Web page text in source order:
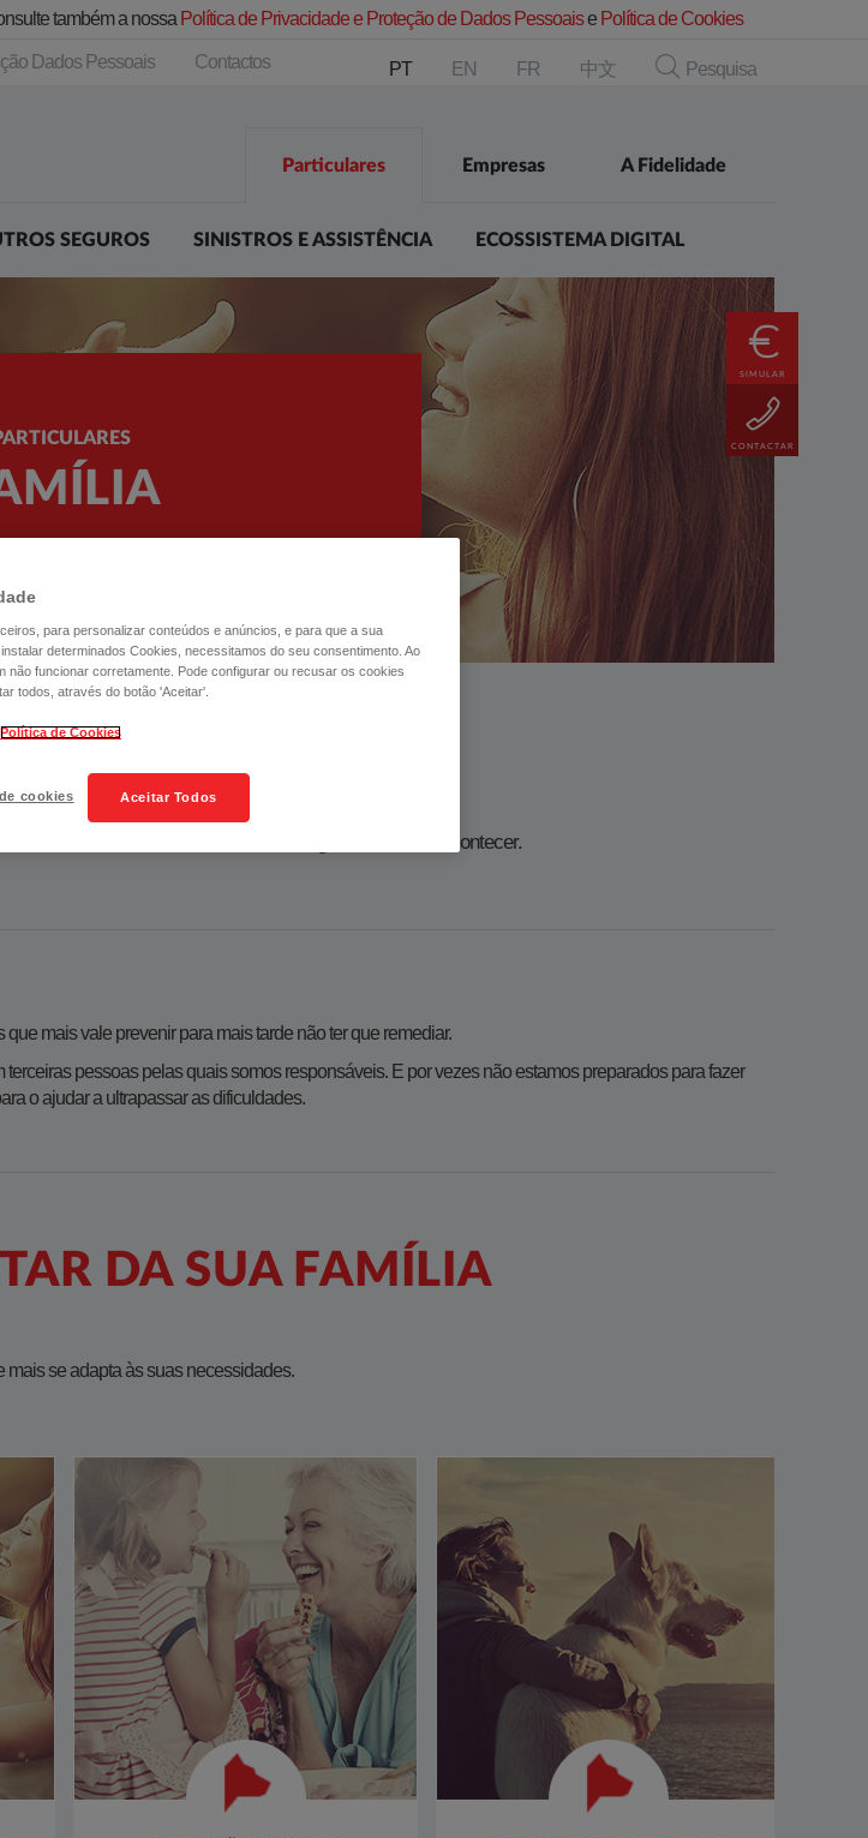
também a nossa Política de Privacidade e Proteção de Dados Pessoaise Política de Cookies
Dados Pessoais Contactos PT EN FR 中文 Pesquisa
Particulares Empresas A Fidelidade
SEGUROS SINISTROS E ASSISTÊNCIA ECOSSISTEMA DIGITAL
SIMULAR
CONTACTAR
para si – a sua família​​​​​​​​​​​​​
financeira da sua família se alguma coisa lhe acontecer.
mais vale prevenir para mais tarde não ter que remediar.
pessoas pelas quais somos responsáveis. E por vezes não estamos preparados para fazer
o ajudar a ultrapassar as dificuldades.
DA SUA FAMÍLIA
mais se adapta às suas necessidades.
para personalizar conteúdos e anúncios, e para que a sua
determinados Cookies, necessitamos do seu consentimento. Ao
funcionar corretamente. Pode configurar ou recusar os cookies
todos, através do botão 'Aceitar'.
Política de Cookies
Aceitar Todos
cookies